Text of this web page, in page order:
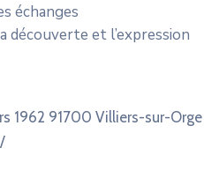
échanges
découverte et l’expression
1962 91700 Villiers-sur-Orge